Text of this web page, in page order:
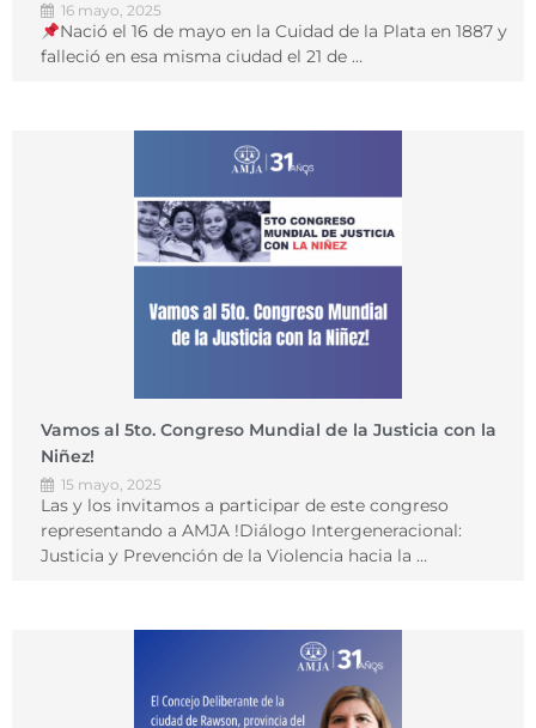
16 mayo, 2025
Nació el 16 de mayo en la Cuidad de la Plata en 1887 y
falleció en esa misma ciudad el 21 de …
Vamos al 5to. Congreso Mundial de la Justicia con la
Niñez!
15 mayo, 2025
Las y los invitamos a participar de este congreso
representando a AMJA !Diálogo Intergeneracional:
Justicia y Prevención de la Violencia hacia la …